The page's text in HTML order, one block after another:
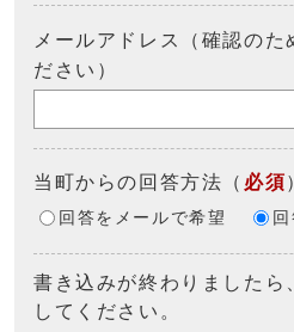
メールアドレス（確認のた
ださい）
当町からの回答方法 （ 必須
回答をメールで希望
書き込みが終わりましたら
してください。